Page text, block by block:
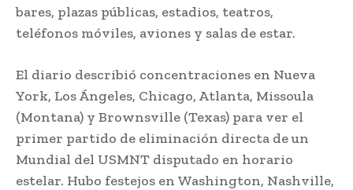
bares, plazas públicas, estadios, teatros,
teléfonos móviles, aviones y salas de estar.
El diario describió concentraciones en Nueva
York, Los Ángeles, Chicago, Atlanta, Missoula
(Montana) y Brownsville (Texas) para ver el
primer partido de eliminación directa de un
Mundial del USMNT disputado en horario
estelar. Hubo festejos en Washington, Nashville,